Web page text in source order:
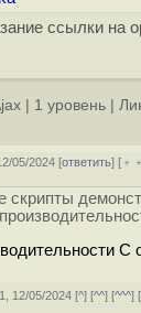
ссылки на
1 уровень
05/2024 [ответить] [
скрипты
С
12/05/2024 [^] [^^] [^^^] [